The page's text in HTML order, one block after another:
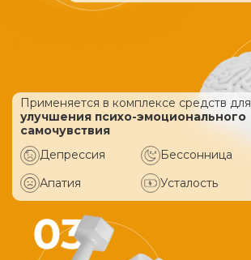
Применяется в комплексе средств для
улучшения психо-эмоционального
самочувствия
Депрессия
Бессонница
Апатия
Усталость